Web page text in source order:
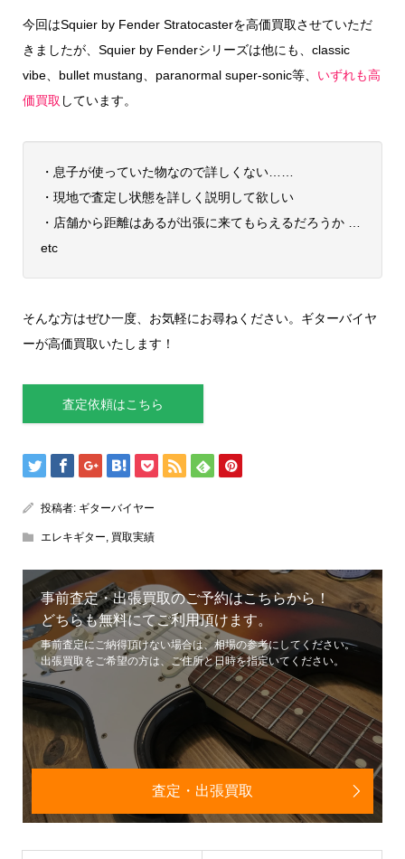
今回はSquier by Fender Stratocasterを高価買取させていただ
きましたが、Squier by Fenderシリーズは他にも、classic
vibe、bullet mustang、paranormal super-sonic等、 いずれも高
価買取 しています。
・息子が使っていた物なので詳しくない……
・現地で査定し状態を詳しく説明して欲しい
・店舗から距離はあるが出張に来てもらえるだろうか …
etc
そんな方はぜひ一度、お気軽にお尋ねください。ギターバイヤ
ーが高価買取いたします！
査定依頼はこちら
投稿者: ギターバイヤー
エレキギター, 買取実績
事前査定・出張買取のご予約はこちらから！
どちらも無料にてご利用頂けます。
事前査定にご納得頂けない場合は、相場の参考にしてください。
出張買取をご希望の方は、ご住所と日時を指定いてください。
査定・出張買取